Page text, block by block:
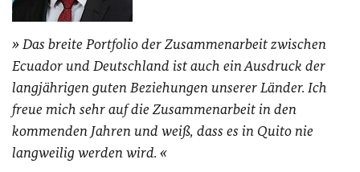
Das breite Portfolio der Zusammenarbeit zwischen
Ecuador und Deutschland ist auch ein Ausdruck der
langjährigen guten Beziehungen unserer Länder. Ich
freue mich sehr auf die Zusammenarbeit in den
kommenden Jahren und weiß, dass es in Quito nie
langweilig werden wird.